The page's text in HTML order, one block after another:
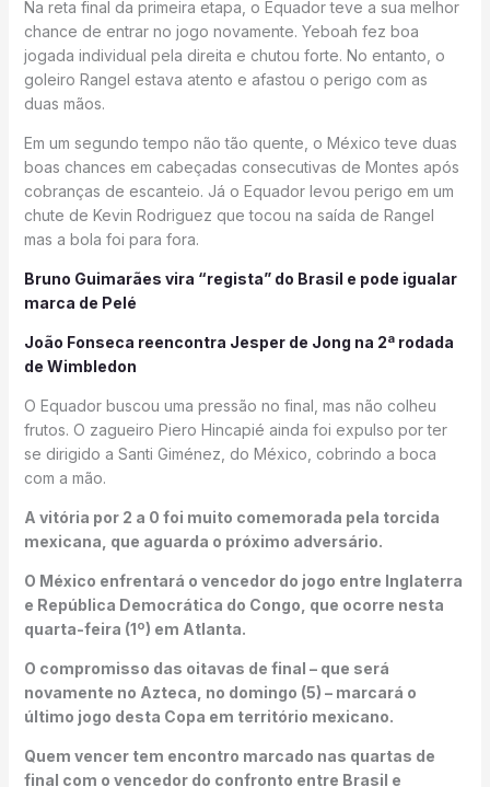
Na reta final da primeira etapa, o Equador teve a sua melhor
chance de entrar no jogo novamente. Yeboah fez boa
jogada individual pela direita e chutou forte. No entanto, o
goleiro Rangel estava atento e afastou o perigo com as
duas mãos.
Em um segundo tempo não tão quente, o México teve duas
boas chances em cabeçadas consecutivas de Montes após
cobranças de escanteio. Já o Equador levou perigo em um
chute de Kevin Rodriguez que tocou na saída de Rangel
mas a bola foi para fora.
Bruno Guimarães vira “regista” do Brasil e pode igualar
marca de Pelé
João Fonseca reencontra Jesper de Jong na 2ª rodada
de Wimbledon
O Equador buscou uma pressão no final, mas não colheu
frutos. O zagueiro Piero Hincapié ainda foi expulso por ter
se dirigido a Santi Giménez, do México, cobrindo a boca
com a mão.
A vitória por 2 a 0 foi muito comemorada pela torcida
mexicana, que aguarda o próximo adversário.
O México enfrentará o vencedor do jogo entre Inglaterra
e República Democrática do Congo, que ocorre nesta
quarta-feira (1º) em Atlanta.
O compromisso das oitavas de final – que será
novamente no Azteca, no domingo (5) – marcará o
último jogo desta Copa em território mexicano.
Quem vencer tem encontro marcado nas quartas de
final com o vencedor do confronto entre Brasil e